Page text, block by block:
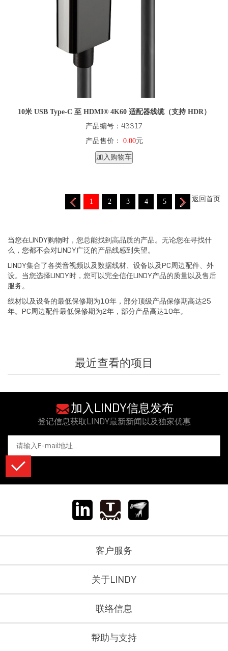
10米 USB Type-C 至 HDMI® 4K60 适配器线缆（支持 HDR）
产品编号：43317
产品售价： 0.00元
加入购物车
返回首页
1 2 3 4 5
当您在LINDY购物时，您总能找到高品质的产品。无论您在寻找什
么，您都不会对LINDY广泛的产品线感到失望。
LINDY集合了各类音视频以及数据线材、设备以及PC周边配件、外
设。当您选择LINDY时，您可以完全信任LINDY产品的质量以及售后
服务。
线材以及设备的最低保修期为10年，部分顶级产品保修期高达25
年。PC周边配件最低保修期为2年，部分产品高达10年。
最近查看的项目
加入LINDY信息发布
登记信息获取LINDY最新新闻以及独家优惠
客户服务
关于LINDY
联络信息
帮助与支持